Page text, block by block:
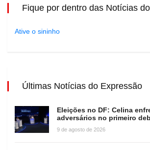
Fique por dentro das Notícias
Ative o sininho
Últimas Notícias do Expressão
Eleições no DF: Celina
adversários no primeiro
9 de agosto de 2026